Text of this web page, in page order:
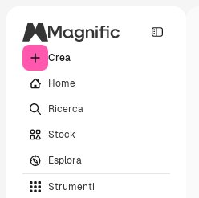
Crea
Home
Ricerca
Stock
Esplora
Strumenti